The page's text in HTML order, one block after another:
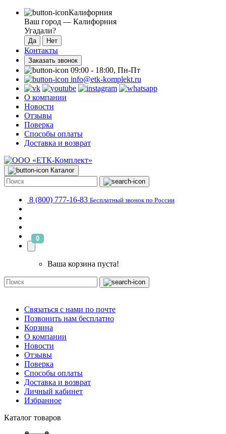
Калифорния
Ваш город — Калифорния
Угадали?
Контакты
Заказать звонок
09:00 - 18:00, Пн-Пт
info@etk-komplekt.ru
О компании
Новости
Отзывы
Поверка
Способы оплаты
Доставка и возврат
Каталог
8 (800) 777-16-83 Бесплатный звонок по России
0
Ваша корзина пуста!
Связаться с нами по почте
Позвонить нам бесплатно
Корзина
О компании
Новости
Отзывы
Поверка
Способы оплаты
Доставка и возврат
Личный кабинет
Избранное
Каталог товаров